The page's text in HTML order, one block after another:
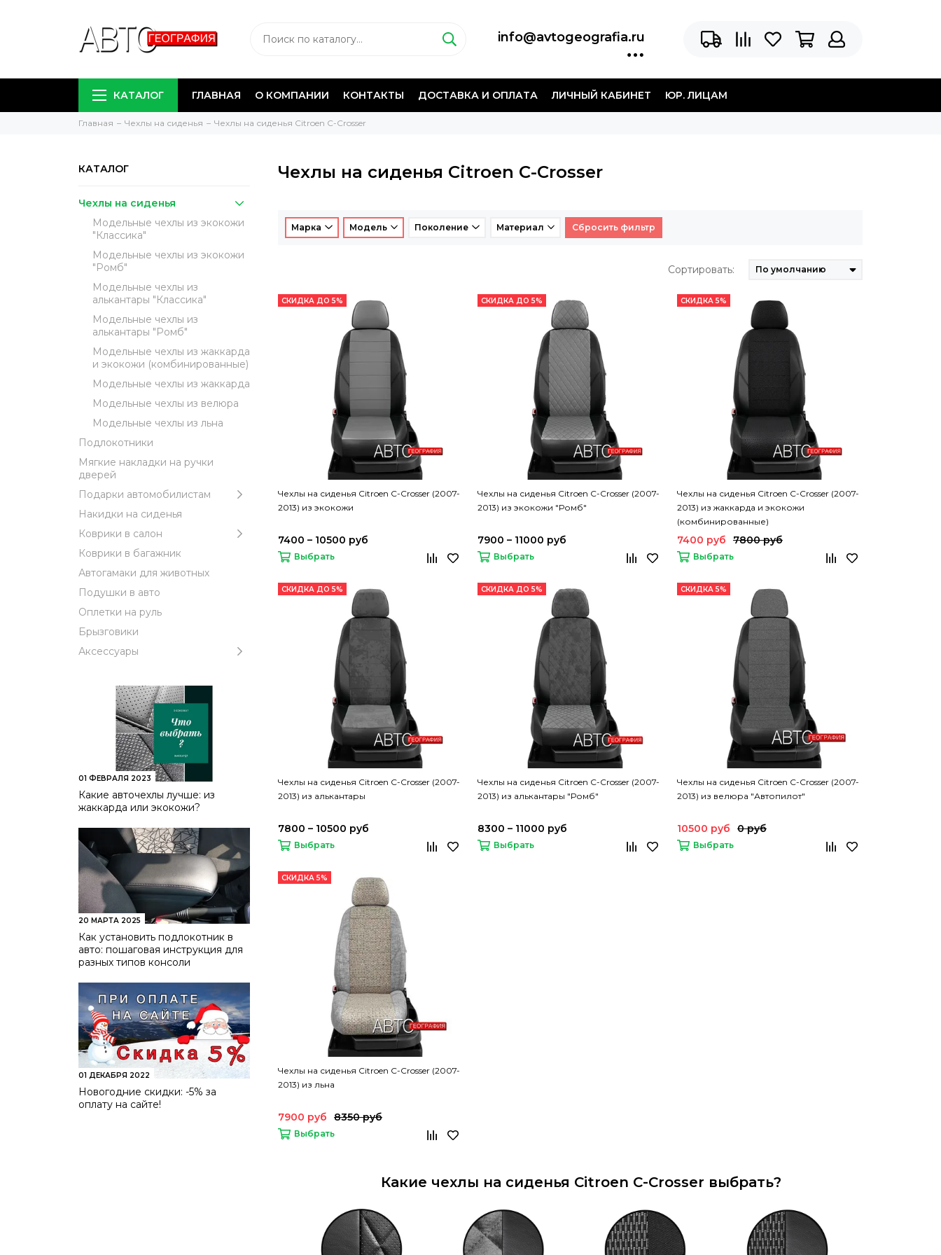
info@avtogeografia.ru
КАТАЛОГ ГЛАВНАЯ О КОМПАНИИ КОНТАКТЫ ДОСТАВКА И ОПЛАТА ЛИЧНЫЙ КАБИНЕТ ЮР. ЛИЦАМ
Главная Чехлы на сиденья Чехлы на сиденья Citroen C-Crosser
КАТАЛОГ
Чехлы на сиденья
Модельные чехлы из экокожи
"Классика"
Модельные чехлы из экокожи
"Ромб"
Модельные чехлы из
алькантары "Классика"
Модельные чехлы из
алькантары "Ромб"
Модельные чехлы из жаккарда
и экокожи (комбинированные)
Модельные чехлы из жаккарда
Модельные чехлы из велюра
Модельные чехлы из льна
Подлокотники
Мягкие накладки на ручки
дверей
Подарки автомобилистам
Накидки на сиденья
Коврики в салон
Коврики в багажник
Автогамаки для животных
Подушки в авто
Оплетки на руль
Брызговики
Аксессуары
01 ФЕВРАЛЯ 2023
Какие авточехлы лучше: из
жаккарда или экокожи?
20 МАРТА 2025
Как установить подлокотник в
авто: пошаговая инструкция для
разных типов консоли
01 ДЕКАБРЯ 2022
Новогодние скидки: -5% за
оплату на сайте!
Чехлы на сиденья Citroen C-Crosser
Марка Модель Поколение Материал Сбросить фильтр
Сортировать:
СКИДКА ДО 5%
Чехлы на сиденья Citroen C-Crosser (2007-
2013) из экокожи
7400 – 10500 руб
Выбрать
СКИДКА ДО 5%
Чехлы на сиденья Citroen C-Crosser (2007-
2013) из экокожи "Ромб"
7900 – 11000 руб
Выбрать
СКИДКА 5%
Чехлы на сиденья Citroen C-Crosser (2007-
2013) из жаккарда и экокожи
(комбинированные)
7400 руб 7800 руб
Выбрать
СКИДКА ДО 5%
Чехлы на сиденья Citroen C-Crosser (2007-
2013) из алькантары
7800 – 10500 руб
Выбрать
СКИДКА ДО 5%
Чехлы на сиденья Citroen C-Crosser (2007-
2013) из алькантары "Ромб"
8300 – 11000 руб
Выбрать
СКИДКА 5%
Чехлы на сиденья Citroen C-Crosser (2007-
2013) из велюра "Автопилот"
10500 руб 0 руб
Выбрать
СКИДКА 5%
Чехлы на сиденья Citroen C-Crosser (2007-
2013) из льна
7900 руб 8350 руб
Выбрать
Какие чехлы на сиденья Citroen C-Crosser выбрать?